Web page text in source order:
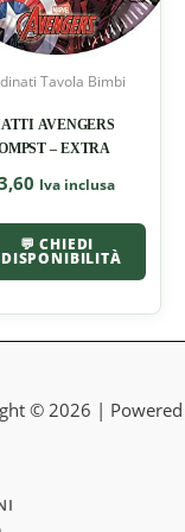
Tavola Bimbi
AVENGERS
– EXTRA
Iva inclusa
💬 CHIEDI
DISPONIBILITÀ
© 2026 | Powered